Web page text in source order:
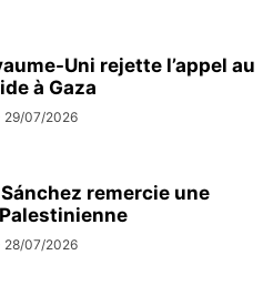
Uni rejette l’appel au
à Gaza
29/07/2026
remercie une
28/07/2026